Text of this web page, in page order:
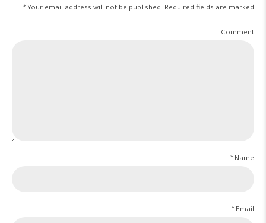
Your email address will not be published. Required fields are marked *
Comment
Name *
Email *